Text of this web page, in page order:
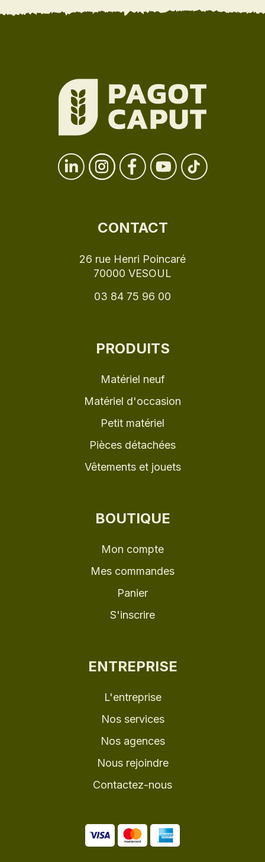
CONTACT
26 rue Henri Poincaré
70000 VESOUL
03 84 75 96 00
PRODUITS
Matériel neuf
Matériel d'occasion
Petit matériel
Pièces détachées
Vêtements et jouets
BOUTIQUE
Mon compte
Mes commandes
Panier
S'inscrire
ENTREPRISE
L'entreprise
Nos services
Nos agences
Nous rejoindre
Contactez-nous